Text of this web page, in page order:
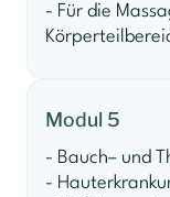
- Für die
Modul 5
- Bauch– und
-